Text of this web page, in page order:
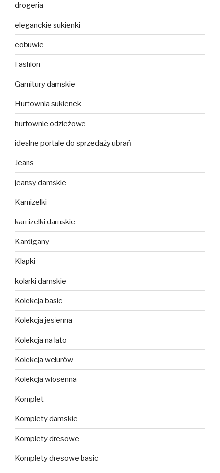
drogeria
eleganckie sukienki
eobuwie
Fashion
Garnitury damskie
Hurtownia sukienek
hurtownie odzieżowe
idealne portale do sprzedaży ubrań
Jeans
jeansy damskie
Kamizelki
kamizelki damskie
Kardigany
Klapki
kolarki damskie
Kolekcja basic
Kolekcja jesienna
Kolekcja na lato
Kolekcja welurów
Kolekcja wiosenna
Komplet
Komplety damskie
Komplety dresowe
Komplety dresowe basic